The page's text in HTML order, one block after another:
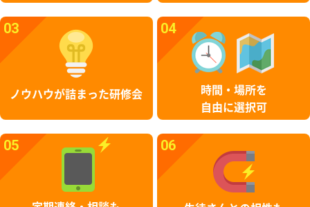
03
ノウハウが詰まった研修会
04
時間・場所を
自由に選択可
05 06